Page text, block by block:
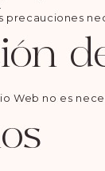
precauciones
Web no es